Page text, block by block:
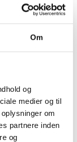
Om
og
medier og til
om
partnere inden
og
fra IPMA, som
konferencer og
mere.
direkte fra